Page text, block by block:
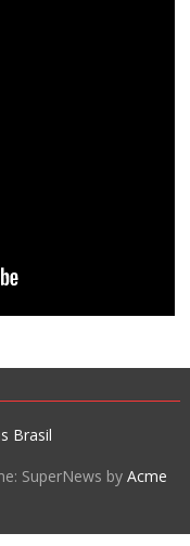
Brasil
SuperNews byAcme